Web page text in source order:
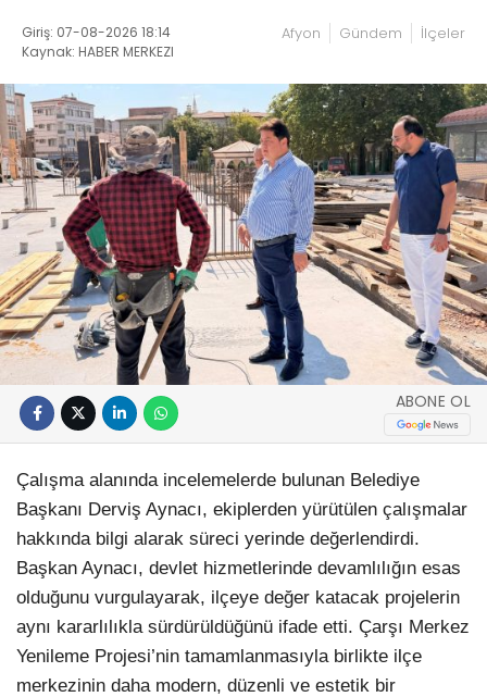
Giriş: 07-08-2026 18:14
Kaynak: HABER MERKEZI
Afyon Gündem İlçeler
ABONE OL
Çalışma alanında incelemelerde bulunan Belediye
Başkanı Derviş Aynacı, ekiplerden yürütülen çalışmalar
hakkında bilgi alarak süreci yerinde değerlendirdi.
Başkan Aynacı, devlet hizmetlerinde devamlılığın esas
olduğunu vurgulayarak, ilçeye değer katacak projelerin
aynı kararlılıkla sürdürüldüğünü ifade etti. Çarşı Merkez
Yenileme Projesi’nin tamamlanmasıyla birlikte ilçe
merkezinin daha modern, düzenli ve estetik bir